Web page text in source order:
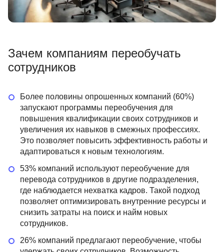
Зачем компаниям переобучать
сотрудников
Более половины опрошенных компаний (60%)
запускают программы переобучения для
повышения квалификации своих сотрудников и
увеличения их навыков в смежных профессиях.
Это позволяет повысить эффективность работы и
адаптироваться к новым технологиям.
53% компаний используют переобучение для
перевода сотрудников в другие подразделения,
где наблюдается нехватка кадров. Такой подход
позволяет оптимизировать внутренние ресурсы и
снизить затраты на поиск и найм новых
сотрудников.
26% компаний предлагают переобучение, чтобы